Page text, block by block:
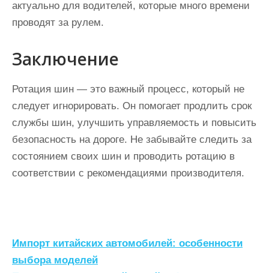
актуально для водителей, которые много времени
проводят за рулем.
Заключение
Ротация шин — это важный процесс, который не
следует игнорировать. Он помогает продлить срок
службы шин, улучшить управляемость и повысить
безопасность на дороге. Не забывайте следить за
состоянием своих шин и проводить ротацию в
соответствии с рекомендациями производителя.
Н
а
Импорт китайских автомобилей: особенности
выбора моделей